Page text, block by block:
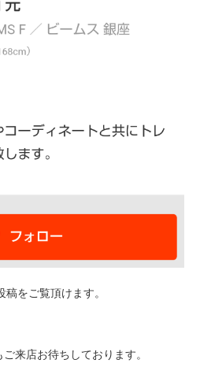
をご覧頂けます。
来店お待ちしております。